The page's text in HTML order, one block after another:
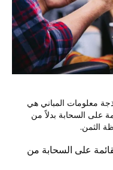
معلومات المباني هي
على السحابة بدلاً من
الثمن.
على السحابة من